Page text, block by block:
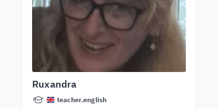
Ruxandra
teacher.english